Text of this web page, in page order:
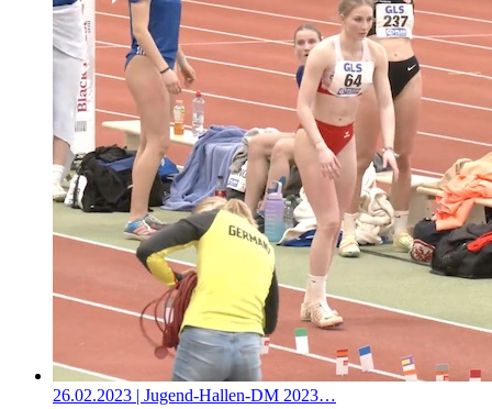
26.02.2023 | Jugend-Hallen-DM 2023…